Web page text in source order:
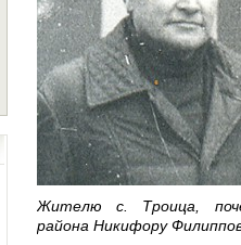
Жителю с. Троица,
района Никифору